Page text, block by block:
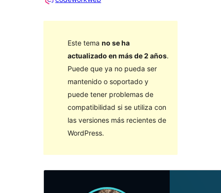
Este tema no se ha
actualizado en más de 2 años.
Puede que ya no pueda ser
mantenido o soportado y
puede tener problemas de
compatibilidad si se utiliza con
las versiones más recientes de
WordPress.